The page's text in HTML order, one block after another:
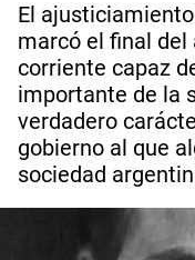
El
marcó el final del
corriente capaz
importante de la
verdadero
gobierno al que
sociedad